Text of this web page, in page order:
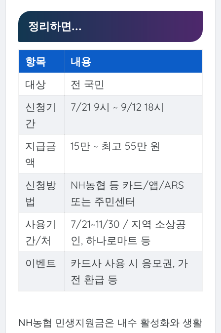
정리하면...
항목
내용
대상
전 국민
신청기
간
7/21 9시 ~ 9/12 18시
지급금
액
15만 ~ 최고 55만 원
신청방
법
NH농협 등 카드/앱/ARS
또는 주민센터
사용기
간/처
7/21~11/30 / 지역 소상공
인, 하나로마트 등
이벤트
카드사 사용 시 응모권, 가
전 환급 등
NH농협 민생지원금은 내수 활성화와 생활